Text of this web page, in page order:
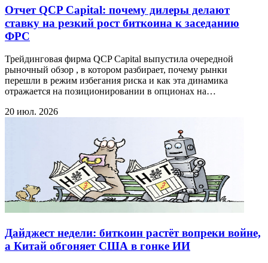
Отчет QCP Capital: почему дилеры делают
ставку на резкий рост биткоина к заседанию
ФРС
Трейдинговая фирма QCP Capital выпустила очередной
рыночный обзор , в котором разбирает, почему рынки
перешли в режим избегания риска и как эта динамика
отражается на позиционировании в опционах на…
20 июл. 2026
Дайджест недели: биткоин растёт вопреки войне,
а Китай обгоняет США в гонке ИИ